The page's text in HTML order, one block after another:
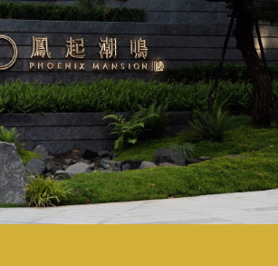
络，生活便成了人与自然的无声交响